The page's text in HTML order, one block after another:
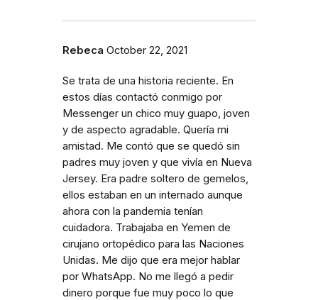
Rebeca October 22, 2021
Se trata de una historia reciente. En
estos días contactó conmigo por
Messenger un chico muy guapo, joven
y de aspecto agradable. Quería mi
amistad. Me contó que se quedó sin
padres muy joven y que vivía en Nueva
Jersey. Era padre soltero de gemelos,
ellos estaban en un internado aunque
ahora con la pandemia tenían
cuidadora. Trabajaba en Yemen de
cirujano ortopédico para las Naciones
Unidas. Me dijo que era mejor hablar
por WhatsApp. No me llegó a pedir
dinero porque fue muy poco lo que